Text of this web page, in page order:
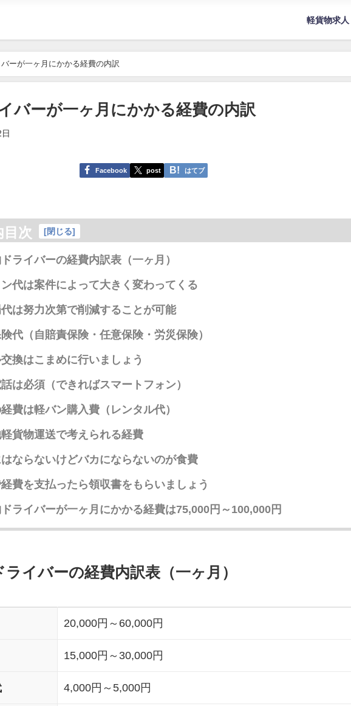
軽貨物求人
ーが一ヶ月にかかる経費の内訳
バーが一ヶ月にかかる経費の内訳
Facebook post はてブ
目次 [閉じる]
ライバーの経費内訳表（一ヶ月）
代は案件によって大きく変わってくる
は努力次第で削減することが可能
代（自賠責保険・任意保険・労災保険）
換はこまめに行いましょう
は必須（できればスマートフォン）
費は軽バン購入費（レンタル代）
貨物運送で考えられる経費
ならないけどバカにならないのが食費
費を支払ったら領収書をもらいましょう
ライバーが一ヶ月にかかる経費は75,000円～100,000円
ライバーの経費内訳表（一ヶ月）
20,000円～60,000円
15,000円～30,000円
4,000円～5,000円